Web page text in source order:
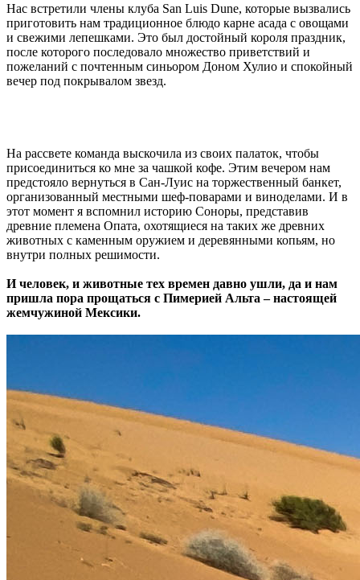
Нас встретили члены клуба San Luis Dune, которые вызвались
приготовить нам традиционное блюдо карне асада с овощами
и свежими лепешками. Это был достойный короля праздник,
после которого последовало множество приветствий и
пожеланий с почтенным синьором Доном Хулио и спокойный
вечер под покрывалом звезд.
На рассвете команда выскочила из своих палаток, чтобы
присоединиться ко мне за чашкой кофе. Этим вечером нам
предстояло вернуться в Сан-Луис на торжественный банкет,
организованный местными шеф-поварами и виноделами. И в
этот момент я вспомнил историю Соноры, представив
древние племена Опата, охотящиеся на таких же древних
животных с каменным оружием и деревянными копьям, но
внутри полных решимости.
И человек, и животные тех времен давно ушли, да и нам
пришла пора прощаться с Пимерией Альта – настоящей
жемчужиной Мексики.